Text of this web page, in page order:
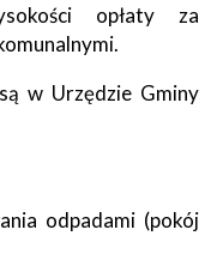
opłaty za
w Urzędzie Gminy
odpadami (pokój